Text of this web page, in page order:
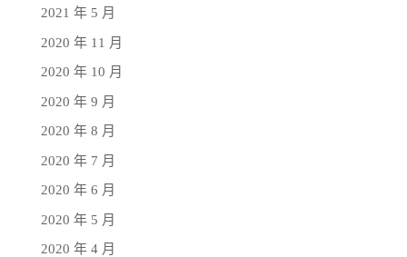
2021 年 5 月
2020 年 11 月
2020 年 10 月
2020 年 9 月
2020 年 8 月
2020 年 7 月
2020 年 6 月
2020 年 5 月
2020 年 4 月